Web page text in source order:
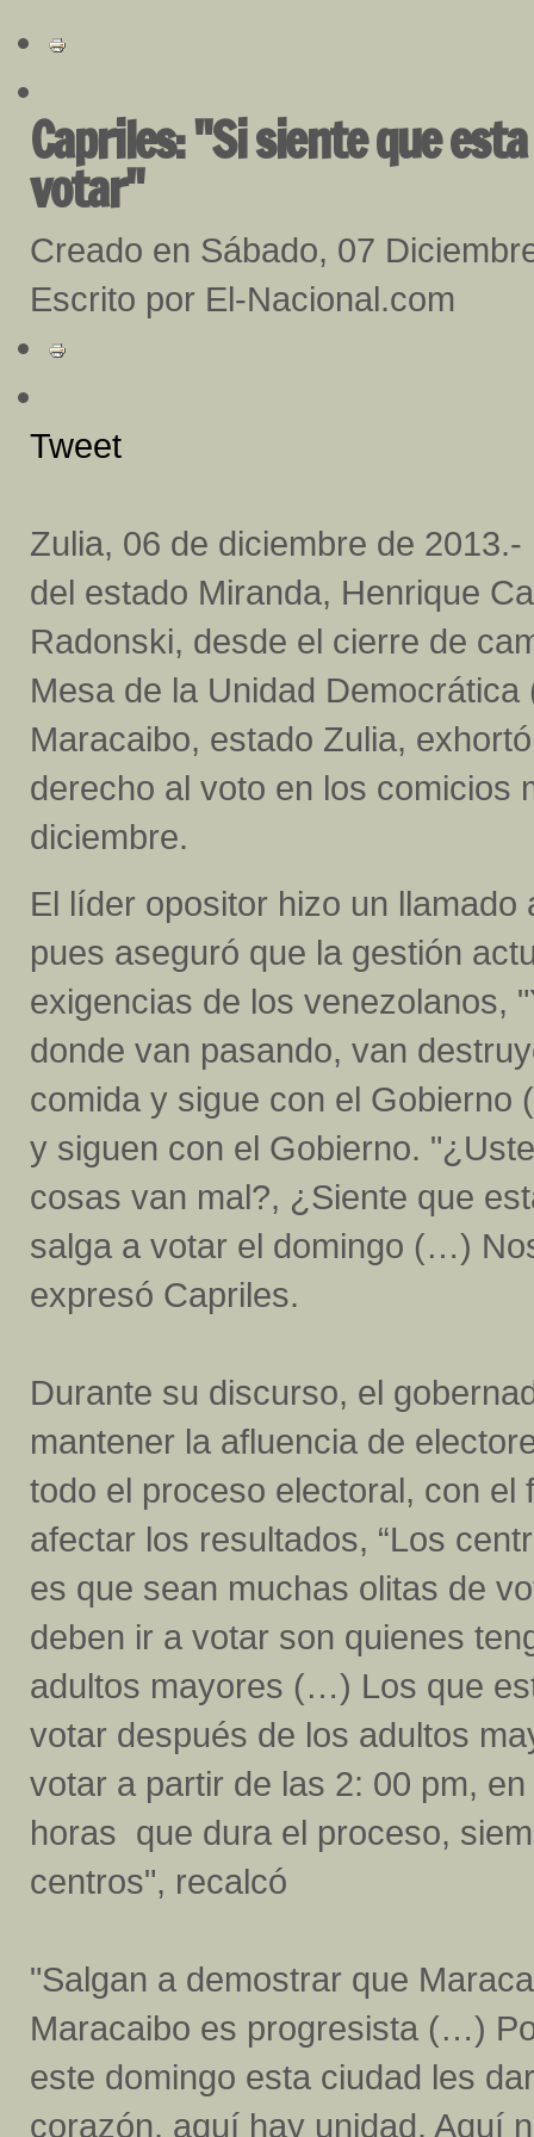
Capriles: "Si siente que
votar"
Creado en Sábado, 07
Escrito por El-Nacional.com
Tweet
Zulia, 06 de diciembre de
del estado Miranda, Henrique
Radonski, desde el cierre de
Mesa de la Unidad Democrática
Maracaibo, estado Zulia,
derecho al voto en los comicios
diciembre.
El líder opositor hizo un
pues aseguró que la gestión
exigencias de los venezolanos,
donde van pasando, van
comida y sigue con el
y siguen con el Gobierno.
cosas van mal?, ¿Siente que
salga a votar el domingo (…)
expresó Capriles.
Durante su discurso, el
mantener la afluencia de
todo el proceso electoral, con
afectar los resultados, “Los
es que sean muchas olitas de
deben ir a votar son quienes
adultos mayores (…) Los que
votar después de los adultos
votar a partir de las 2: 00 pm,
horas que dura el proceso,
centros", recalcó
"Salgan a demostrar que
Maracaibo es progresista (…)
este domingo esta ciudad les
corazón, aquí hay unidad. Aquí